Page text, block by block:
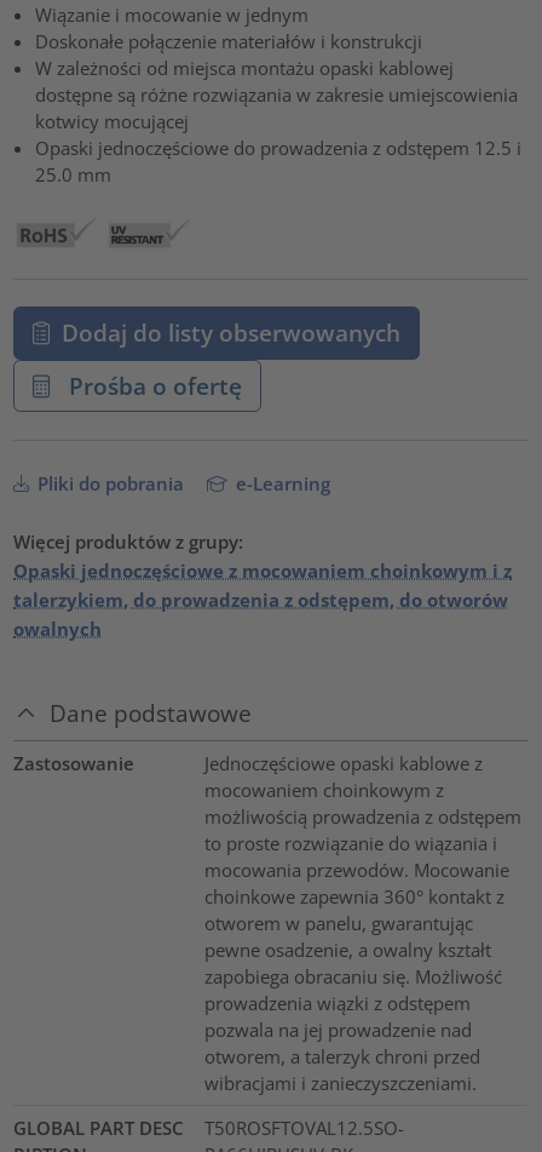
Wiązanie i mocowanie w jednym
Doskonałe połączenie materiałów i konstrukcji
W zależności od miejsca montażu opaski kablowej
dostępne są różne rozwiązania w zakresie umiejscowienia
kotwicy mocującej
Opaski jednoczęściowe do prowadzenia z odstępem 12.5 i
25.0 mm
Dodaj do listy obserwowanych
Prośba o ofertę
Pliki do pobrania e-Learning
Więcej produktów z grupy:
Opaski jednoczęściowe z mocowaniem choinkowym i z
talerzykiem, do prowadzenia z odstępem, do otworów
owalnych
Dane podstawowe
Zastosowanie
Jednoczęściowe opaski kablowe z
mocowaniem choinkowym z
możliwością prowadzenia z odstępem
to proste rozwiązanie do wiązania i
mocowania przewodów. Mocowanie
choinkowe zapewnia 360° kontakt z
otworem w panelu, gwarantując
pewne osadzenie, a owalny kształt
zapobiega obracaniu się. Możliwość
prowadzenia wiązki z odstępem
pozwala na jej prowadzenie nad
otworem, a talerzyk chroni przed
wibracjami i zanieczyszczeniami.
GLOBAL PART DESC
T50ROSFTOVAL12.5SO-